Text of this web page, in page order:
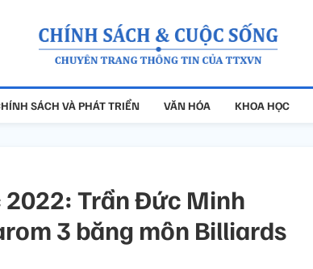
SÁCH VÀ PHÁT TRIỂN VĂN HÓA KHOA HỌC
Trần Đức Minh
3 băng môn Billiards